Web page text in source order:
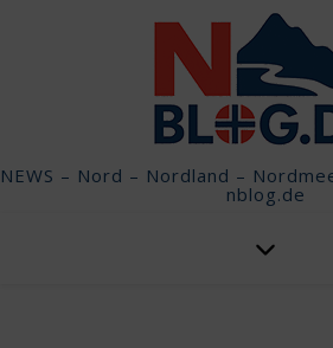
NEWS – Nord – Nordland –
nblog.de